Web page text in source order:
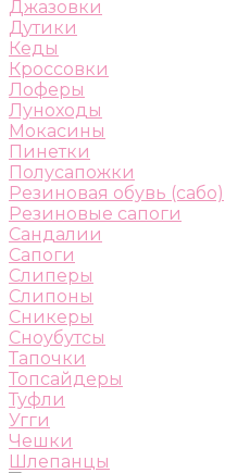
Джазовки
Дутики
Кеды
Кроссовки
Лоферы
Луноходы
Мокасины
Пинетки
Полусапожки
Резиновая обувь (сабо)
Резиновые сапоги
Сандалии
Сапоги
Слиперы
Слипоны
Сникеры
Сноубутсы
Тапочки
Топсайдеры
Туфли
Угги
Чешки
Шлепанцы